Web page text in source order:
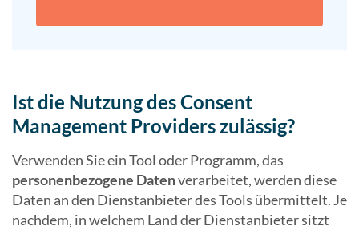
Ist die Nutzung des Consent
Management Providers zulässig?
Verwenden Sie ein Tool oder Programm, das
personenbezogene Datenverarbeitet, werden diese
Daten an den Dienstanbieter des Tools übermittelt. Je
nachdem, in welchem Land der Dienstanbieter sitzt